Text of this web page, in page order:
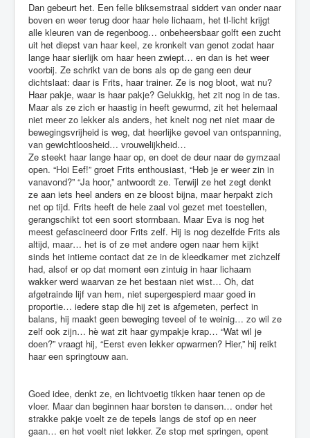
Dan gebeurt het. Een felle bliksemstraal siddert van onder naar
boven en weer terug door haar hele lichaam, het tl-licht krijgt
alle kleuren van de regenboog… onbeheersbaar golft een zucht
uit het diepst van haar keel, ze kronkelt van genot zodat haar
lange haar sierlijk om haar heen zwiept… en dan is het weer
voorbij. Ze schrikt van de bons als op de gang een deur
dichtslaat: daar is Frits, haar trainer. Ze is nog bloot, wat nu?
Haar pakje, waar is haar pakje? Gelukkig, het zit nog in de tas.
Maar als ze zich er haastig in heeft gewurmd, zit het helemaal
niet meer zo lekker als anders, het knelt nog net niet maar de
bewegingsvrijheid is weg, dat heerlijke gevoel van ontspanning,
van gewichtloosheid… vrouwelijkheid…
Ze steekt haar lange haar op, en doet de deur naar de gymzaal
open. “Hoi Eef!” groet Frits enthousiast, “Heb je er weer zin in
vanavond?” “Ja hoor,” antwoordt ze. Terwijl ze het zegt denkt
ze aan iets heel anders en ze bloost bijna, maar herpakt zich
net op tijd. Frits heeft de hele zaal vol gezet met toestellen,
gerangschikt tot een soort stormbaan. Maar Eva is nog het
meest gefascineerd door Frits zelf. Hij is nog dezelfde Frits als
altijd, maar… het is of ze met andere ogen naar hem kijkt
sinds het intieme contact dat ze in de kleedkamer met zichzelf
had, alsof er op dat moment een zintuig in haar lichaam
wakker werd waarvan ze het bestaan niet wist… Oh, dat
afgetrainde lijf van hem, niet supergespierd maar goed in
proportie… iedere stap die hij zet is afgemeten, perfect in
balans, hij maakt geen beweging teveel of te weinig… zo wil ze
zelf ook zijn… hè wat zit haar gympakje krap… “Wat wil je
doen?” vraagt hij, “Eerst even lekker opwarmen? Hier,” hij reikt
haar een springtouw aan.
Goed idee, denkt ze, en lichtvoetig tikken haar tenen op de
vloer. Maar dan beginnen haar borsten te dansen… onder het
strakke pakje voelt ze de tepels langs de stof op en neer
gaan… en het voelt niet lekker. Ze stop met springen, opent